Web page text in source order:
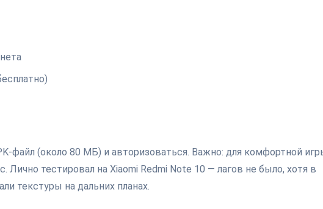
файл (около 80 МБ) и авторизоваться. Важно: для комфортной
тестировал на Xiaomi Redmi Note 10 — лагов не было, хотя в
текстуры на дальних планах.